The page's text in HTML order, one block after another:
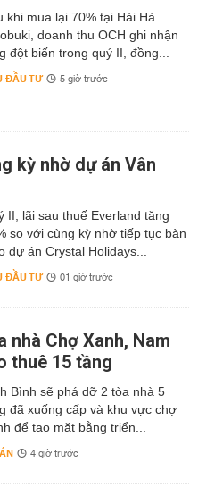
khi mua lại 70% tại Hải Hà
doanh thu OCH ghi nhận
đột biến trong quý II, đồng...
ĐẦU TƯ 5 giờ trước
kỳ nhờ dự án Vân
II, lãi sau thuế Everland tăng
so với cùng kỳ nhờ tiếp tục bàn
dự án Crystal Holidays...
ĐẦU TƯ 01 giờ trước
nhà Chợ Xanh, Nam
thuê 15 tầng
Bình sẽ phá dỡ 2 tòa nhà 5
đã xuống cấp và khu vực chợ
để tạo mặt bằng triển...
4 giờ trước